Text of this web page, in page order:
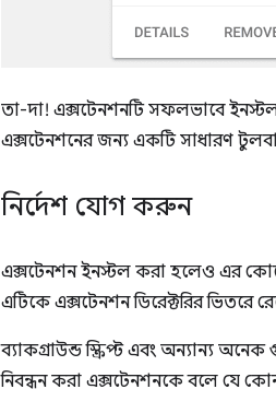
তা-দা! এক্সটেনশনটি সফলভাবে
এক্সটেনশনের জন্য একটি সাধারণ
নির্দেশ যোগ করুন
এক্সটেনশন ইনস্টল করা হলেও এর
এটিকে এক্সটেনশন ডিরেক্টরির ভিতরে
ব্যাকগ্রাউন্ড স্ক্রিপ্ট এবং অন্যান্য
নিবন্ধন করা এক্সটেনশনকে বলে যে